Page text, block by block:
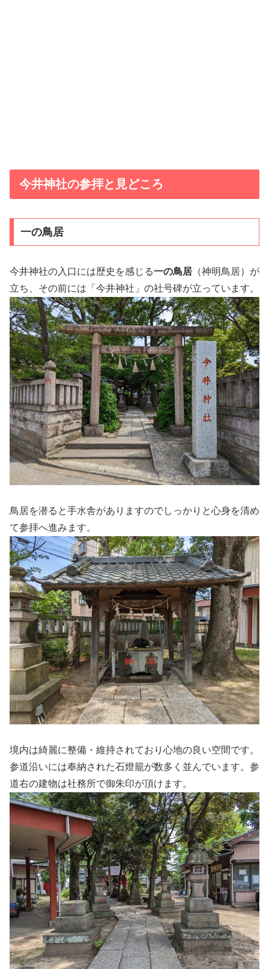
今井神社の参拝と見どころ
一の鳥居
今井神社の入口には歴史を感じる一の鳥居 （神明鳥居）が
立ち、その前には「今井神社」の社号碑が立っています。
鳥居を潜ると手水舎がありますのでしっかりと心身を清め
て参拝へ進みます。
境内は綺麗に整備・維持されており心地の良い空間です。
参道沿いには奉納された石燈籠が数多く並んでいます。参
道右の建物は社務所で御朱印が頂けます。